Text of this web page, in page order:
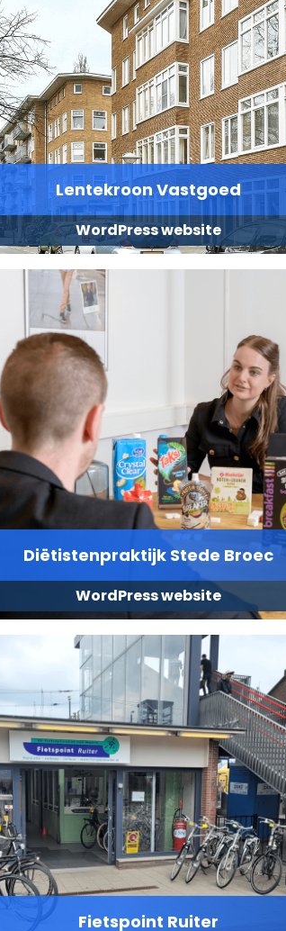
Lentekroon Vastgoed
WordPress website
Diëtistenpraktijk Stede Broec
WordPress website
Fietspoint Ruiter